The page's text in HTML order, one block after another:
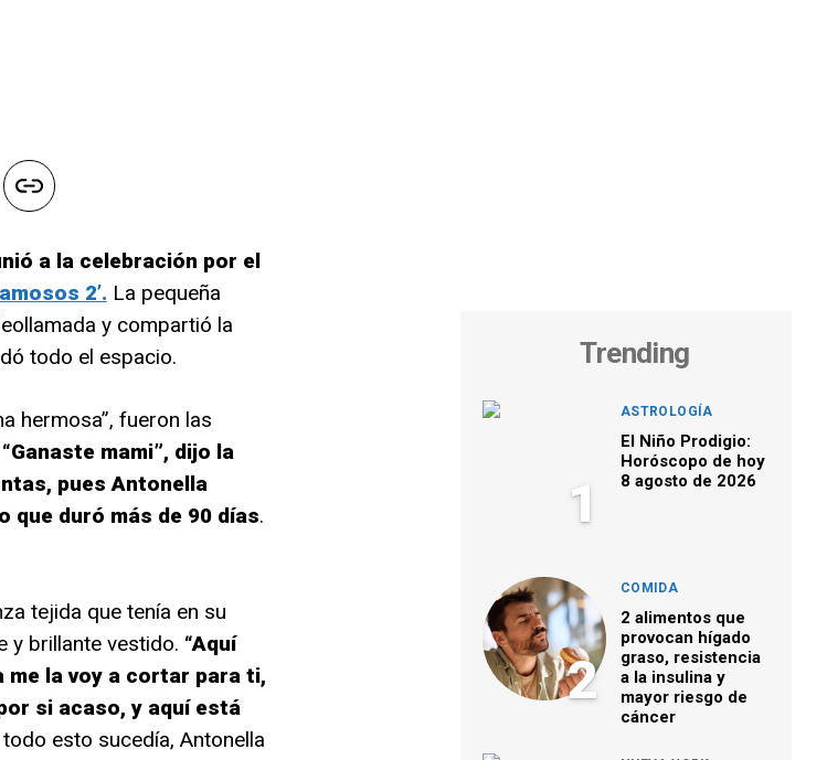
a la celebración por el
2’. La pequeña
y compartió la
todo el espacio.
hermosa”, fueron las
“Ganaste mami”, dijo la
pues Antonella
que duró más de 90 días.
tejida que tenía en su
y brillante vestido. “Aquí
la voy a cortar para ti,
si acaso, y aquí está
esto sucedía, Antonella
Trending
1
ASTROLOGÍA
El Niño Prodigio:
Horóscopo de hoy
8 agosto de 2026
2
COMIDA
2 alimentos que
provocan hígado
graso, resistencia
a la insulina y
mayor riesgo de
cáncer